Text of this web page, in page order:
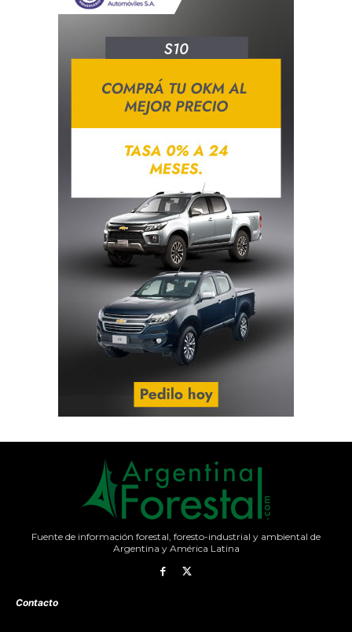
Fuente de información forestal, foresto-industrial y ambiental de
Argentina y América Latina
Contacto